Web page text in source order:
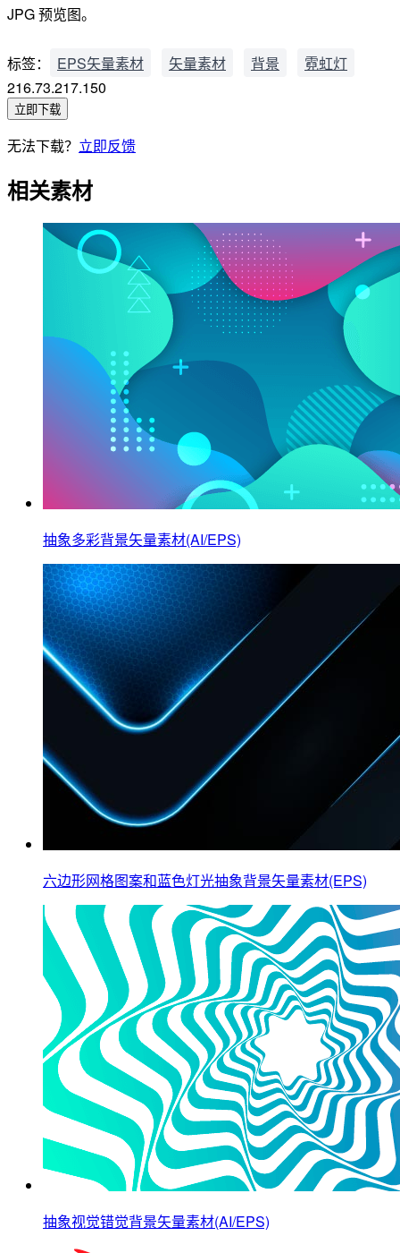
JPG 预览图。
标签： EPS矢量素材 矢量素材 背景
霓虹灯
216.73.217.150
立即下载
无法下载？ 立即反馈
相关素材
抽象多彩背景矢量素材(AI/EPS)
六边形网格图案和蓝色灯光抽象背景矢量素材(EPS)
抽象视觉错觉背景矢量素材(AI/EPS)